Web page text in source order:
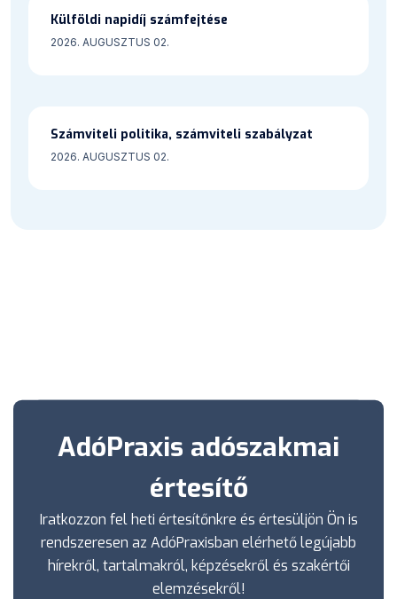
Külföldi napidíj számfejtése
2026. AUGUSZTUS 02.
Számviteli politika, számviteli szabályzat
2026. AUGUSZTUS 02.
AdóPraxis adószakmai
értesítő
Iratkozzon fel heti értesítőnkre és értesüljön Ön is
rendszeresen az AdóPraxisban elérhető legújabb
hírekről, tartalmakról, képzésekről és szakértői
elemzésekről!